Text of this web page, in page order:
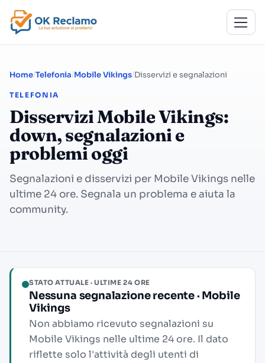
Home Telefonia Mobile Vikings Disservizi e segnalazioni
TELEFONIA
Disservizi Mobile Vikings:
down, segnalazioni e
problemi oggi
Segnalazioni e disservizi per Mobile Vikings nelle
ultime 24 ore. Segnala un problema e aiuta la
community.
STATO ATTUALE · ULTIME 24 ORE
Nessuna segnalazione recente · Mobile
Vikings
Non abbiamo ricevuto segnalazioni su
Mobile Vikings nelle ultime 24 ore. Il dato
riflette solo l'attività degli utenti di